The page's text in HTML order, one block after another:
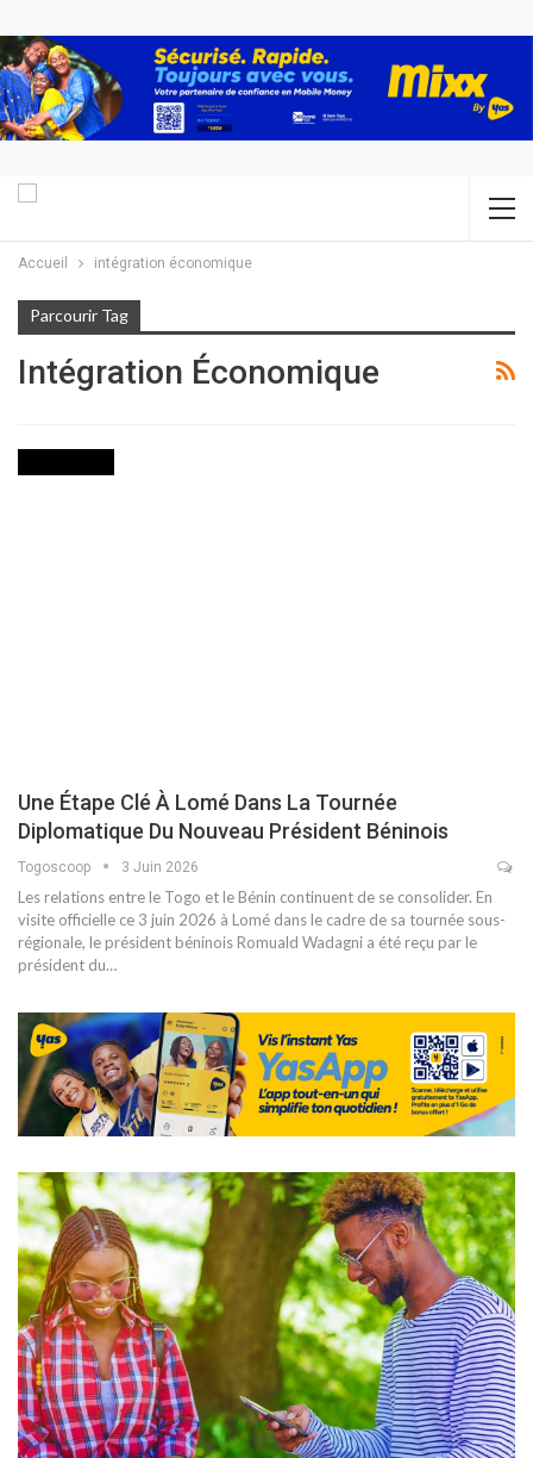
Accueil intégration économique
Parcourir Tag
Intégration Économique
Une Étape Clé À Lomé Dans La Tournée
Diplomatique Du Nouveau Président Béninois
Togoscoop 3 Juin 2026
Les relations entre le Togo et le Bénin continuent de se consolider. En
visite officielle ce 3 juin 2026 à Lomé dans le cadre de sa tournée sous-
régionale, le président béninois Romuald Wadagni a été reçu par le
président du…